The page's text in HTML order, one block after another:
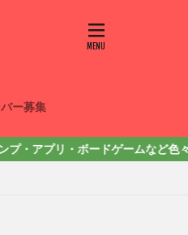
ー募集
ムなど色々出しています。詳し